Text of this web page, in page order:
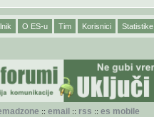
O ES-u Tim Korisnici Statistike
:: email :: rss :: es mobile